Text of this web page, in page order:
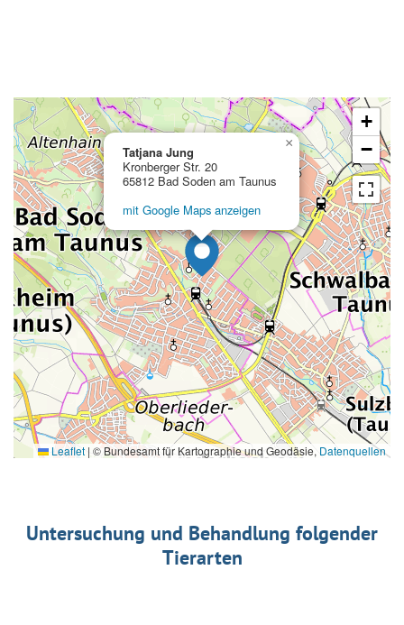
Tatjana Jung
Kronberger Str. 20
65812 Bad Soden am Taunus
mit Google Maps anzeigen
×
+
−
Leaflet | © Bundesamt für Kartographie und Geodäsie, Datenquellen
Untersuchung und Behandlung folgender
Tierarten